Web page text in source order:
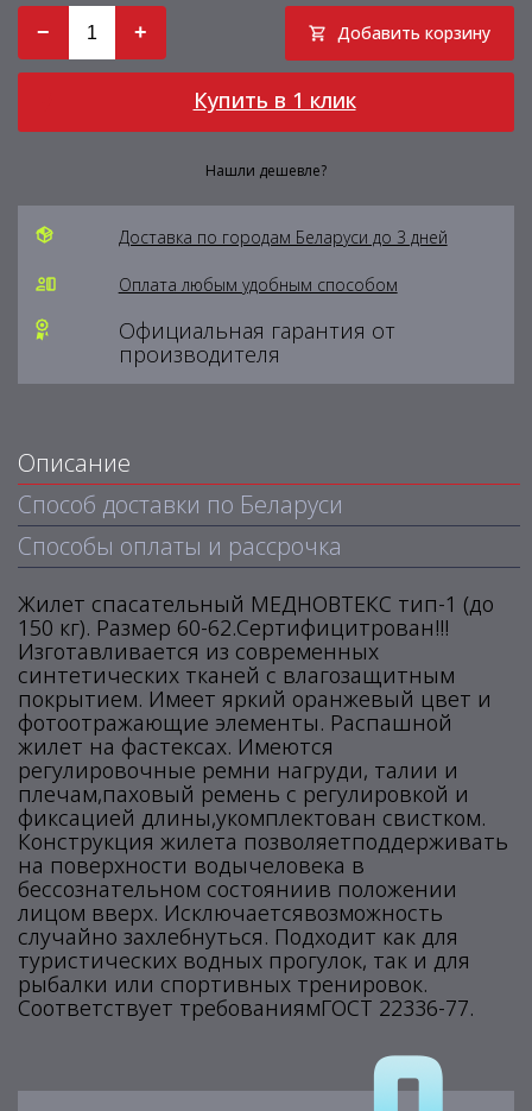
− + Добавить корзину
Купить в 1 клик
Нашли дешевле?
Доставка по городам Беларуси до 3 дней
Оплата любым удобным способом
Официальная гарантия от
производителя
Описание
Способ доставки по Беларуси
Способы оплаты и рассрочка
Жилет спасательный МЕДНОВТЕКС тип-1 (до
150 кг). Размер 60-62.Сертифицитрован!!!
Изготавливается из современных
синтетических тканей с влагозащитным
покрытием. Имеет яркий оранжевый цвет и
фотоотражающие элементы. Распашной
жилет на фастексах. Имеются
регулировочные ремни нагруди, талии и
плечам,паховый ремень с регулировкой и
фиксацией длины,укомплектован свистком.
Конструкция жилета позволяетподдерживать
на поверхности водычеловека в
бессознательном состояниив положении
лицом вверх. Исключаетсявозможность
случайно захлебнуться. Подходит как для
туристических водных прогулок, так и для
рыбалки или спортивных тренировок.
Соответствует требованиямГОСТ 22336-77.